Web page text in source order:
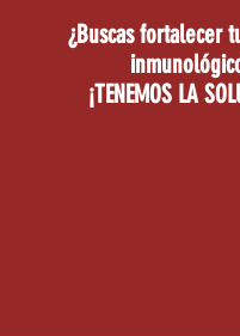
¿Buscas fortalecer
¡TENEMOS LA